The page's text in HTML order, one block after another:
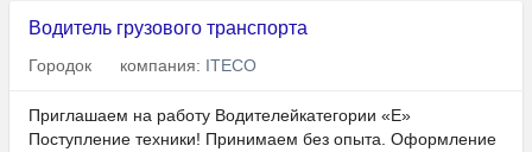
Водитель грузового транспорта
Городок компания: ITECO
Приглашаем на работу Водителейкатегории «Е»
Поступление техники! Принимаем без опыта. Оформление